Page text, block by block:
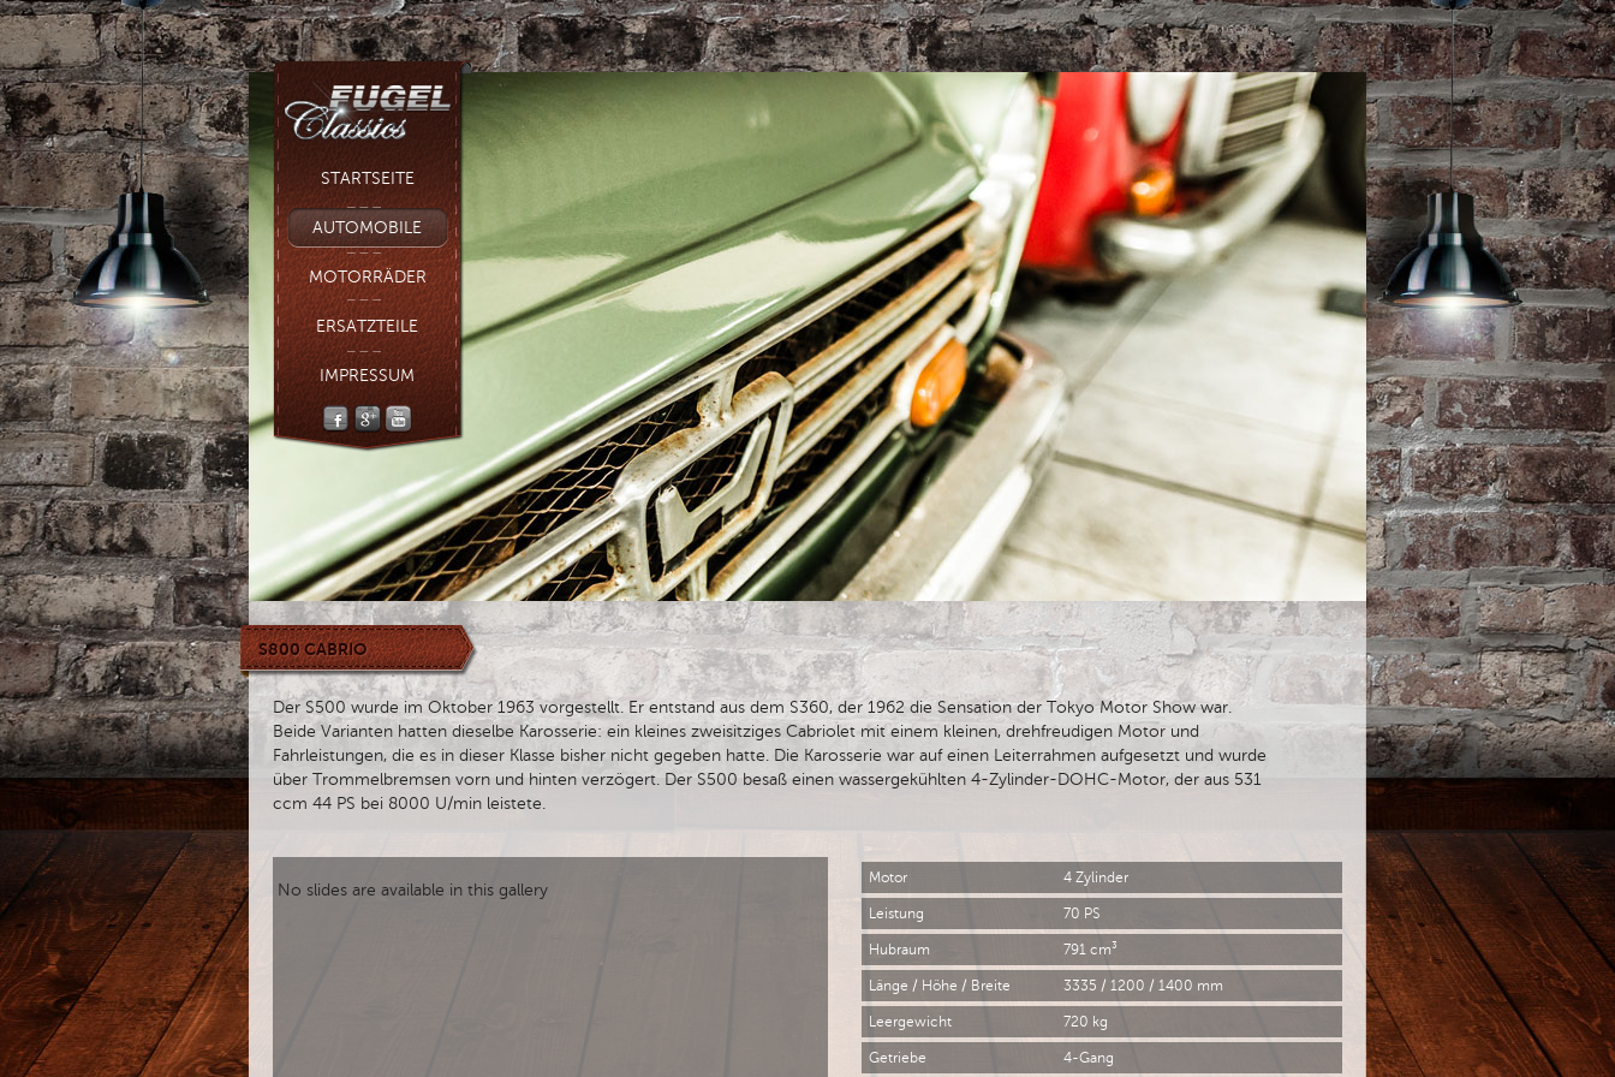
STARTSEITE
AUTOMOBILE
MOTORRÄDER
ERSATZTEILE
IMPRESSUM
S800 CABRIO
Der S500 wurde im Oktober 1963 vorgestellt. Er entstand aus dem S360, der 1962 die Sensation der Tokyo Motor Show war.
Beide Varianten hatten dieselbe Karosserie: ein kleines zweisitziges Cabriolet mit einem kleinen, drehfreudigen Motor und
Fahrleistungen, die es in dieser Klasse bisher nicht gegeben hatte. Die Karosserie war auf einen Leiterrahmen aufgesetzt und wurde
über Trommelbremsen vorn und hinten verzögert. Der S500 besaß einen wassergekühlten 4-Zylinder-DOHC-Motor, der aus 531
ccm 44 PS bei 8000 U/min leistete.
No slides are available in this gallery
Motor 4 Zylinder
Leistung 70 PS
Hubraum 791 cm³
Länge / Höhe / Breite 3335 / 1200 / 1400 mm
Leergewicht 720 kg
Getriebe 4-Gang